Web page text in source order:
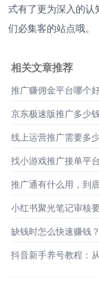
式有了更为深入的
们必集客的站点哦。
相关文章推荐
推广赚佣金平台哪个
京东极速版推广多少
线上运营推广需要多
找小游戏推广接单平
推广通有什么用，到
小红书聚光笔记审核
缺钱时怎么快速赚钱
抖音新手养号教程：